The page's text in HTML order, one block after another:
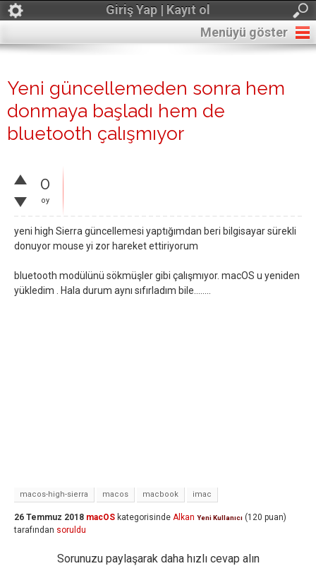
Giriş Yap | Kayıt ol
Menüyü göster
Yeni güncellemeden sonra hem
donmaya başladı hem de
bluetooth çalışmıyor
0
oy
yeni high Sierra güncellemesi yaptığımdan beri bilgisayar sürekli
donuyor mouse yi zor hareket ettiriyorum
bluetooth modülünü sökmüşler gibi çalışmıyor. macOS u yeniden
yükledim . Hala durum aynı sıfırladım bile........
macos-high-sierra macos macbook imac
26 Temmuz 2018 macOS kategorisinde Alkan Yeni Kullanıcı (120 puan)
tarafından soruldu
Sorunuzu paylaşarak daha hızlı cevap alın